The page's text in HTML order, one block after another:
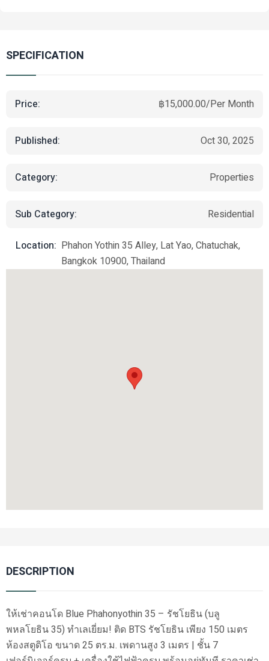
SPECIFICATION
Price: ฿15,000.00/Per Month
Published: Oct 30, 2025
Category: Properties
Sub Category: Residential
Location: Phahon Yothin 35 Alley, Lat Yao, Chatuchak,
Bangkok 10900, Thailand
DESCRIPTION
ให้เช่าคอนโด Blue Phahonyothin 35 – รัชโยธิน (บลู
พหลโยธิน 35) ทำเลเยี่ยม! ติด BTS รัชโยธิน เพียง 150 เมตร
ห้องสตูดิโอ ขนาด 25 ตร.ม. เพดานสูง 3 เมตร | ชั้น 7